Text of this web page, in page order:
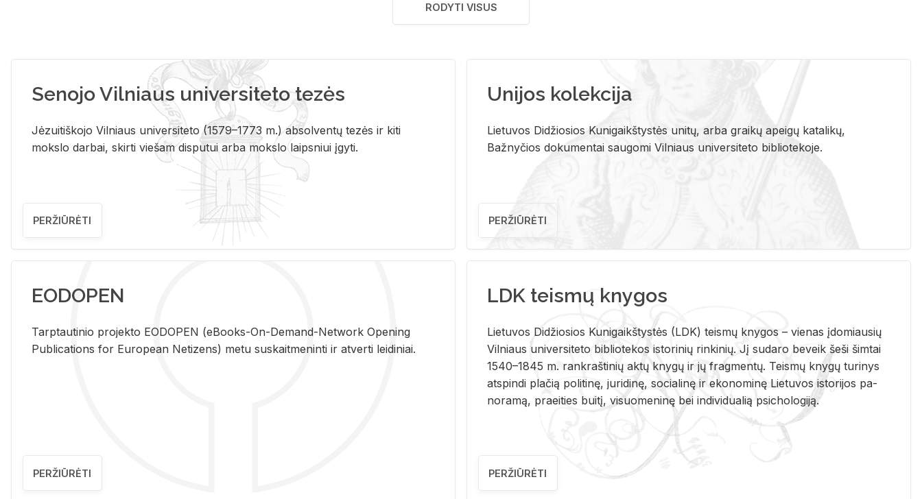
RODYTI VISUS
Senojo Vilniaus universiteto tezės
Jėzuitiškojo Vilniaus universiteto (1579–1773 m.) absolventų tezės ir kiti
mokslo darbai, skirti viešam disputui arba mokslo laipsniui įgyti.
PERŽIŪRĖTI
Unijos kolekcija
Lietuvos Didžiosios Kunigaikštystės unitų, arba graikų apeigų katalikų,
Bažnyčios dokumentai saugomi Vilniaus universiteto bibliotekoje.
PERŽIŪRĖTI
EODOPEN
Tarp­tau­ti­nio pro­jek­to EO­DO­PEN (eBo­oks-On-De­mand-Ne­twork Ope­ning
Pub­li­ca­tions for Eu­ro­pe­an Ne­ti­zens) metu su­skait­me­nin­ti ir at­ver­ti lei­di­niai.
PERŽIŪRĖTI
LDK teismų knygos
Lie­tu­vos Di­džio­sios Ku­ni­gaikš­tys­tės (LDK) teis­mų kny­gos – vie­nas įdo­miau­sių
Vil­niaus uni­ver­si­te­to bi­b­lio­te­kos is­to­ri­nių rin­ki­nių. Jį su­da­ro be­veik šeši šim­tai
1540–1845 m. rank­raš­ti­nių aktų kny­gų ir jų frag­men­tų. Teis­mų kny­gų tu­ri­nys
at­spin­di pla­čią po­li­ti­nę, ju­ri­di­nę, so­cia­li­nę ir eko­no­mi­nę Lie­tu­vos is­to­ri­jos pa­
no­ra­mą, pra­ei­ties bui­tį, vi­suo­me­ni­nę bei in­di­vi­dua­lią psi­cho­lo­gi­ją.
PERŽIŪRĖTI